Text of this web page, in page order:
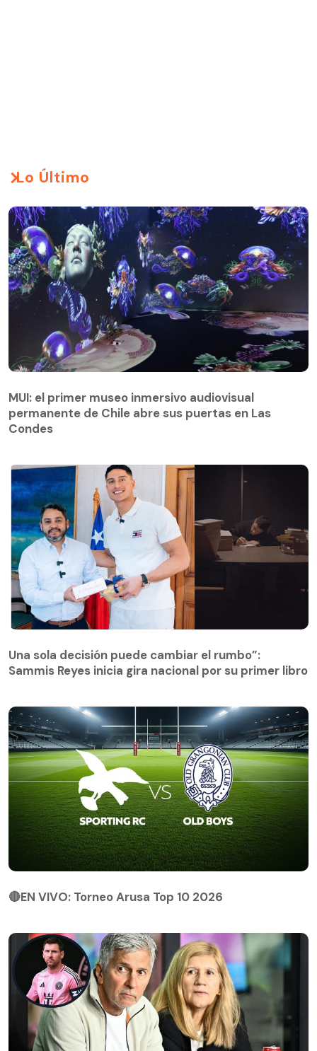
Lo Último
MUI: el primer museo inmersivo audiovisual
permanente de Chile abre sus puertas en Las
Condes
Una sola decisión puede cambiar el rumbo”:
Sammis Reyes inicia gira nacional por su primer libro
🔴EN VIVO: Torneo Arusa Top 10 2026